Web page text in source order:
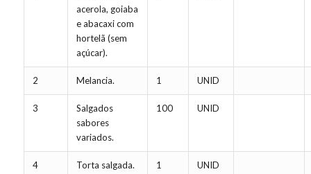
acerola, goiaba
e abacaxi com
hortelã (sem
açúcar).
2 Melancia. 1 UNID
3
Salgados
sabores
variados.
100 UNID
4 Torta salgada. 1 UNID